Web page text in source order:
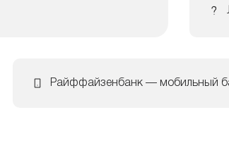
Райффайзенбанк — мобильный